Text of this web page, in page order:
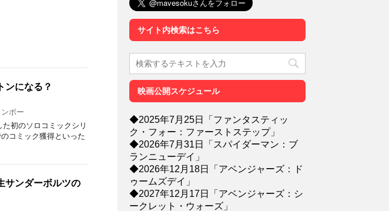
ンになる？
ボー
初のソロコミックシリ
コミック獲得といった
サンダーボルツの
サイト内検索はこちら
映画公開スケジュール
◆2025年7月25日「ファンタスティッ
ク・フォー：ファーストステップ」
◆2026年7月31日「スパイダーマン：ブ
ランニューデイ」
◆2026年12月18日「アベンジャーズ：ド
ゥームズデイ」
◆2027年12月17日「アベンジャーズ：シ
ークレット・ウォーズ」